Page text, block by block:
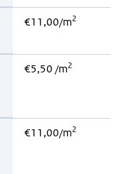
€11,00/m2
€5,50 /m2
€11,00/m2